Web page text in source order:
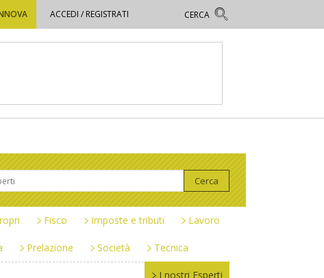
ACCEDI / REGISTRATI
Fisco Imposte e tributi Lavoro
Prelazione Società Tecnica
I nostri Esperti